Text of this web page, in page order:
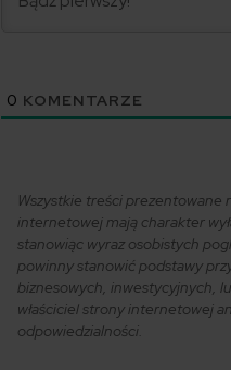
0 KOMENTARZE
Wszystkie treści prezentowane
internetowej mają charakter
stanowiąc wyraz osobistych
powinny stanowić podstawy
biznesowych, inwestycyjnych,
właściciel strony internetowej
odpowiedzialności.